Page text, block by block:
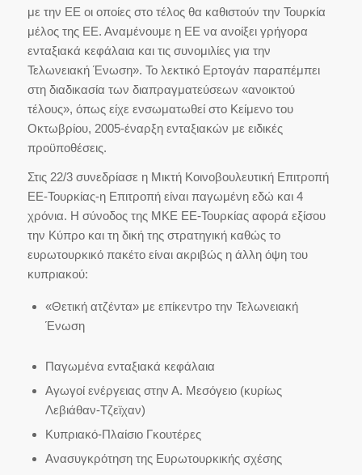
με την ΕΕ οι οποίες στο τέλος θα καθιστούν την Τουρκία
μέλος της ΕΕ. Αναμένουμε η ΕΕ να ανοίξει γρήγορα
ενταξιακά κεφάλαια και τις συνομιλίες για την
Τελωνειακή Ένωση». Το λεκτικό Ερτογάν παραπέμπει
στη διαδικασία των διαπραγματεύσεων «ανοικτού
τέλους», όπως είχε ενσωματωθεί στο Κείμενο του
Οκτωβρίου, 2005-έναρξη ενταξιακών με ειδικές
προϋποθέσεις.
Στις 22/3 συνεδρίασε η Μικτή Κοινοβουλευτική Επιτροπή
ΕΕ-Τουρκίας-η Επιτροπή είναι παγωμένη εδώ και 4
χρόνια. Η σύνοδος της ΜΚΕ ΕΕ-Τουρκίας αφορά εξίσου
την Κύπρο και τη δική της στρατηγική καθώς το
ευρωτουρκικό πακέτο είναι ακριβώς η άλλη όψη του
κυπριακού:
«Θετική ατζέντα» με επίκεντρο την Τελωνειακή
Ένωση
Παγωμένα ενταξιακά κεφάλαια
Αγωγοί ενέργειας στην Α. Μεσόγειο (κυρίως
Λεβιάθαν-Τζεϊχαν)
Κυπριακό-Πλαίσιο Γκουτέρες
Ανασυγκρότηση της Ευρωτουρκικής σχέσης